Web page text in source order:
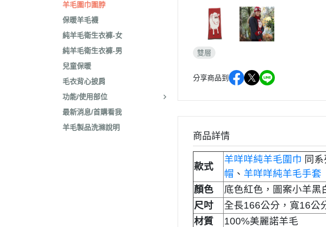
羊毛圍巾圍脖
保暖羊毛襪
純羊毛衛生衣褲-女
純羊毛衛生衣褲-男
兒童保暖
毛衣背心披肩
功能/使用部位
最新消息/首購看我
羊毛製品洗滌說明
雙層
分享商品到
商品詳情
款式
羊咩咩純羊毛圍巾 同系
帽 、 羊咩咩純羊毛手套
顏色
底色紅色，圖案小羊黑
尺吋
全長166公分，寬16公
材質
100%美麗諾羊毛